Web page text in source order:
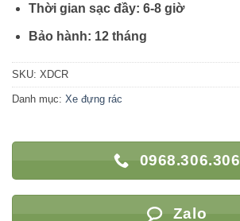
Thời gian sạc đầy: 6-8 giờ
Bảo hành: 12 tháng
SKU: XDCR
Danh mục: Xe đựng rác
0968.306.306
Zalo